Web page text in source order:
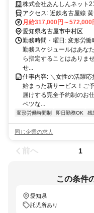
可能｜介護資格など資格取
ート活躍中｜女性ドライバ
株式会社あんしんネット
アクセス: 近鉄名古屋線 黄金駅より徒歩６分 ※従業員用駐車場完備
※マイカー通勤もOK！
月給317,000円～572,000
愛知県名古屋市中村区
勤務時間・曜日: 変形労
勤務スケジュールはあな
ら指定することはありま
せ...
仕事内容: ＼女性の活躍
始まった新サービス！ご
届けする完全予約制のお
ベツな...
変形労働時間制 即日勤務OK 残
同じ企業の求人
前へ 1
この条件
愛知県
託児所あり